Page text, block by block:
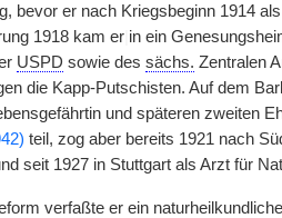
bevor er nach Kriegsbeginn 1914
1918 kam er| in ein
USPD sowie des sächs. Zentralen
die Kapp-Putschisten. Auf dem
und späteren zweiten
teil, zog aber bereits 1921 nach
seit 1927 in Stuttgart als Arzt für
verfaßte er ein